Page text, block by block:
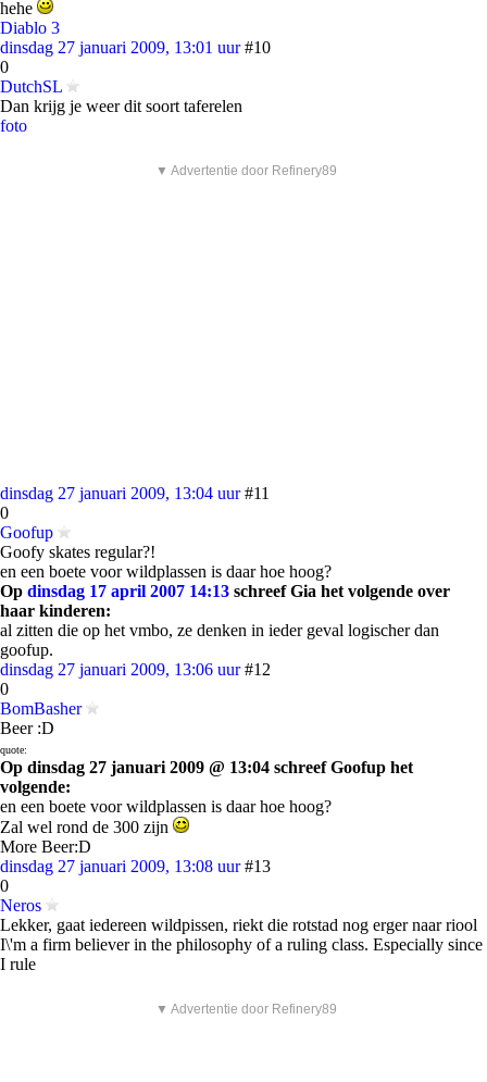
hehe
Diablo 3
dinsdag 27 januari 2009, 13:01 uur #10
0
DutchSL
Dan krijg je weer dit soort taferelen
foto
▼ Advertentie door Refinery89
dinsdag 27 januari 2009, 13:04 uur #11
0
Goofup
Goofy skates regular?!
en een boete voor wildplassen is daar hoe hoog?
Op dinsdag 17 april 2007 14:13 schreef Gia het volgende over
haar kinderen:
al zitten die op het vmbo, ze denken in ieder geval logischer dan
goofup.
dinsdag 27 januari 2009, 13:06 uur #12
0
BomBasher
Beer :D
quote:
Op dinsdag 27 januari 2009 @ 13:04 schreef Goofup het
volgende:
en een boete voor wildplassen is daar hoe hoog?
Zal wel rond de 300 zijn
More Beer:D
dinsdag 27 januari 2009, 13:08 uur #13
0
Neros
Lekker, gaat iedereen wildpissen, riekt die rotstad nog erger naar riool
I\'m a firm believer in the philosophy of a ruling class. Especially since
I rule
▼ Advertentie door Refinery89